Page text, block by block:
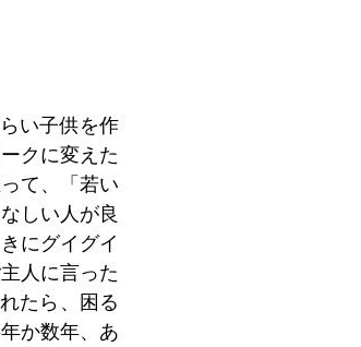
い子供を作
クに変えた
て、「若い
しい人が良
にグイグイ
人に言った
たら、困る
か数年、あ